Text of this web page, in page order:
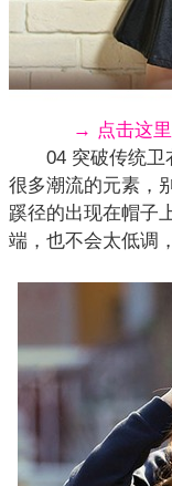
→ 点击这
04 突破传统卫
很多潮流的元素，
蹊径的出现在帽子
端，也不会太低调